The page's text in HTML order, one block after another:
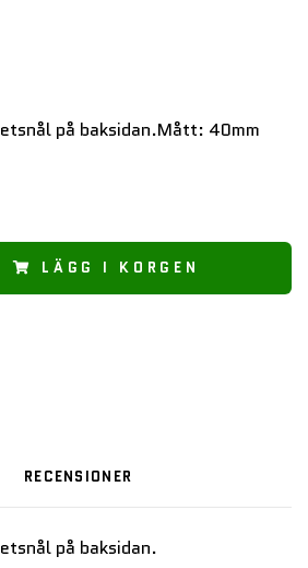
på baksidan.Mått: 40mm
LÄGG I KORGEN
RECENSIONER
på baksidan.